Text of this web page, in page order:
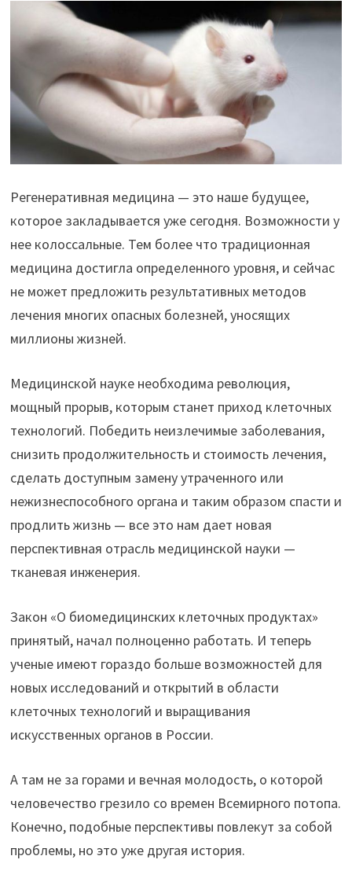
Регенеративная медицина — это наше будущее,
которое закладывается уже сегодня. Возможности у
нее колоссальные. Тем более что традиционная
медицина достигла определенного уровня, и сейчас
не может предложить результативных методов
лечения многих опасных болезней, уносящих
миллионы жизней.
Медицинской науке необходима революция,
мощный прорыв, которым станет приход клеточных
технологий. Победить неизлечимые заболевания,
снизить продолжительность и стоимость лечения,
сделать доступным замену утраченного или
нежизнеспособного органа и таким образом спасти и
продлить жизнь — все это нам дает новая
перспективная отрасль медицинской науки —
тканевая инженерия.
Закон «О биомедицинских клеточных продуктах»
принятый, начал полноценно работать. И теперь
ученые имеют гораздо больше возможностей для
новых исследований и открытий в области
клеточных технологий и выращивания
искусственных органов в России.
А там не за горами и вечная молодость, о которой
человечество грезило со времен Всемирного потопа.
Конечно, подобные перспективы повлекут за собой
проблемы, но это уже другая история.